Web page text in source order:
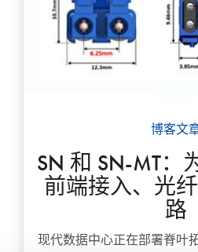
博客文
SN 和 SN-MT：
前端接入、光
路
现代数据中心正在部署脊叶